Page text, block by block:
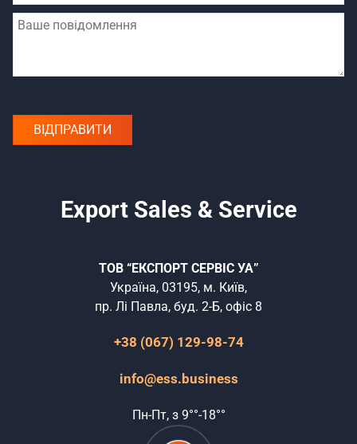
Export Sales & Service
ТОВ “ЕКСПОРТ СЕРВІС УА”
Україна, 03195, м. Київ,
пр. Лі Павла, буд. 2-Б, офіс 8
+38 (067) 129-98-74
info@ess.business
Пн-Пт, з 9°°-18°°